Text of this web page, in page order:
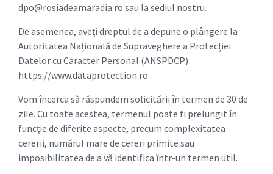
dpo@rosiadeamaradia.ro sau la sediul nostru.
De asemenea, aveți dreptul de a depune o plângere la
Autoritatea Națională de Supraveghere a Protecției
Datelor cu Caracter Personal (ANSPDCP)
https://www.dataprotection.ro.
Vom încerca să răspundem solicitării în termen de 30 de
zile. Cu toate acestea, termenul poate fi prelungit în
funcție de diferite aspecte, precum complexitatea
cererii, numărul mare de cereri primite sau
imposibilitatea de a vă identifica într-un termen util.